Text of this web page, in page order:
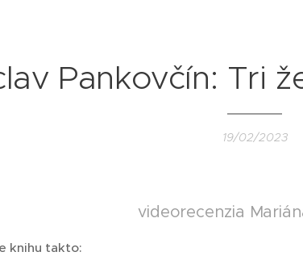
Pankovčín: Tri
19/02/2023
videorecenzia
knihu takto: